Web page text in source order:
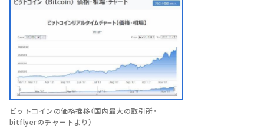
ビットコインの価格推移（国内最大の取引所・
bitflyerのチャートより）